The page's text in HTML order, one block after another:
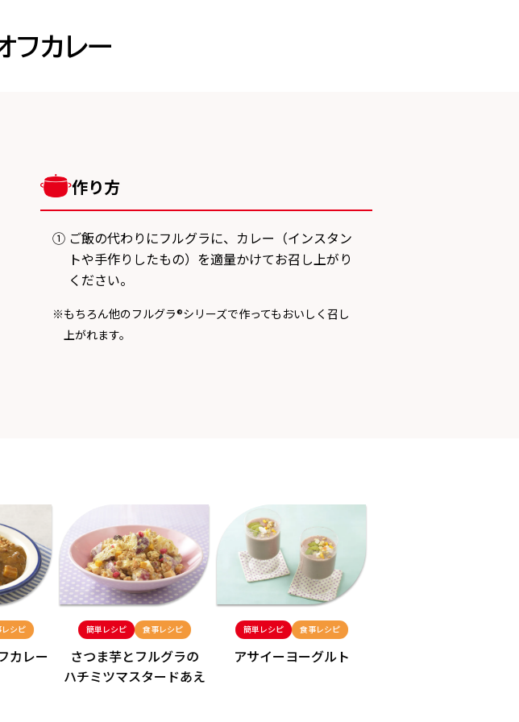
フカレー
作り方
① ご飯の代わりにフルグラに、カレー（インスタン
トや手作りしたもの）を適量かけてお召し上がり
ください。
※もちろん他のフルグラ®シリーズで作ってもおいしく召し
上がれます。
シピ
カレー
簡単レシピ 食事レシピ
さつま芋とフルグラの
ハチミツマスタードあえ
簡単レシピ 食事レシピ
アサイーヨーグルト